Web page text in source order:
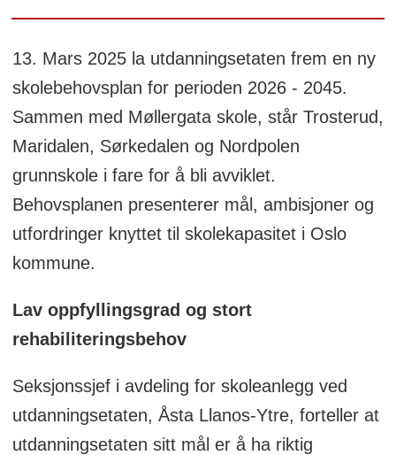
13. Mars 2025 la utdanningsetaten frem en ny
skolebehovsplan for perioden 2026 - 2045.
Sammen med Møllergata skole, står Trosterud,
Maridalen, Sørkedalen og Nordpolen
grunnskole i fare for å bli avviklet.
Behovsplanen presenterer mål, ambisjoner og
utfordringer knyttet til skolekapasitet i Oslo
kommune.
Lav oppfyllingsgrad og stort
rehabiliteringsbehov
Seksjonssjef i avdeling for skoleanlegg ved
utdanningsetaten, Åsta Llanos-Ytre, forteller at
utdanningsetaten sitt mål er å ha riktig